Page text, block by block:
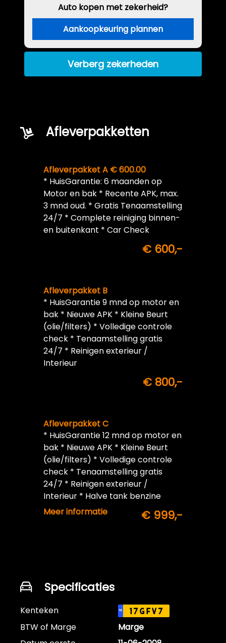
Auto kopen met zekerheid?
Aankoopkeuring plannen
Verberg zekerheden
Afleverpakketten
Afleverpakket A € 600.00
* HuisGarantie: 6 maanden op
Motor en bak * Recente APK, max.
3 mnd oud. * Gratis Tenaamstelling
24/7 * Complete reiniging binnen-
en buitenkant * Car Check
€ 600,-
Afleverpakket B
* HuisGarantie 9 mnd op motor en
bak * Nieuwe APK * Kleine Beurt
(olie/filters) * Volledige controle
check * Tenaamstelling gratis
24/7 * Reinigen exterieur /
Interieur
€ 800,-
Afleverpakket C
* HuisGarantie 12 mnd op motor en
bak * Nieuwe APK * Kleine Beurt
(olie/filters) * Volledige controle
check * Tenaamstelling gratis
24/7 * Reinigen exterieur /
Interieur * Halve tank benzine
inbegrepen
Meer informatie € 999,-
Specificaties
Kenteken NL 17GFV7
BTW of Marge
Marge